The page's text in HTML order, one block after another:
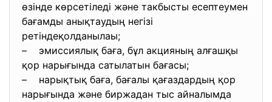
өзінде көрсетіледі және такбысты есептеумен
бағамды анықтаудың негізі
ретіндеқолданылаы;
– эмиссиялық баға, бұл акцияның алғашқы
қор нарығында сатылатын бағасы;
– нарықтық баға, бағалы қағаздардың қор
нарығында және биржадан тыс айналымда